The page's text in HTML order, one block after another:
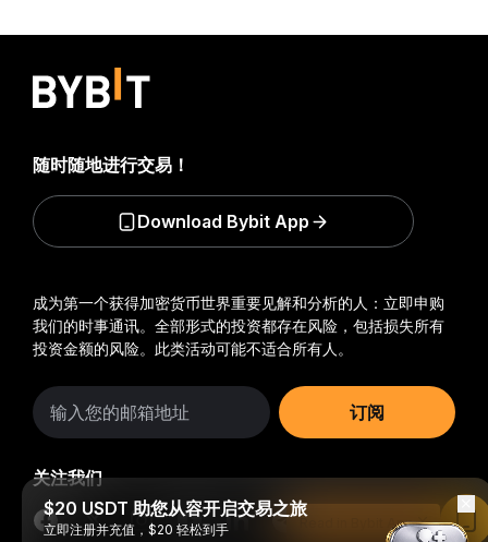
成为第一个获得加密货币世界重要见解和分析的人：立即申购
我们的时事通讯。 全部形式的投资都存在风险，包括损失所有
投资金额的风险。此类活动可能不适合所有人。
订阅
关注我们
随时随地进行交易！
Download Bybit App
$20 USDT 助您从容开启交易之旅
立即注册并充值，$20 轻松到手 Read in Bybit App